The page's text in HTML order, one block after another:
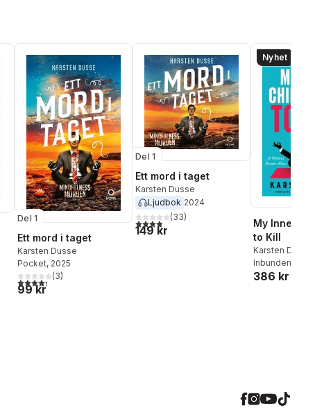
Del 1
Ett mord i taget
Karsten Dusse
Pocket, 2025
4,3utav 5 stjärnor. Totalt antal röster:
(3)
99 kr
Del 1
Ett mord i taget
Karsten Dusse
Ljudbok 2024
3,9utav 5 stjärnor. Totalt antal röster:
(33)
149 kr
Nyhet
My Inner
to Kill
Karsten Dusse
Inbunden
386 kr